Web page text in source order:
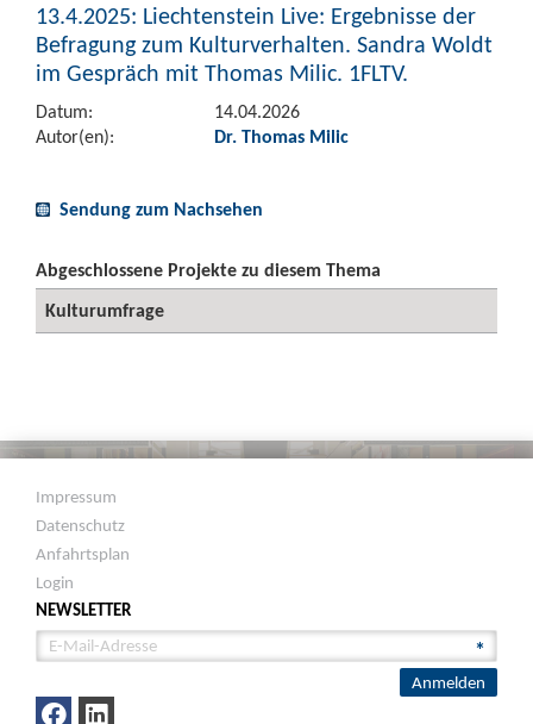
13.4.2025: Liechtenstein Live: Ergebnisse der
Befragung zum Kulturverhalten. Sandra Woldt
im Gespräch mit Thomas Milic. 1FLTV.
Datum:
14.04.2026
Autor(en):
Dr. Thomas Milic
Sendung zum Nachsehen
Abgeschlossene Projekte zu diesem Thema
Kulturumfrage
Impressum
Datenschutz
Anfahrtsplan
Login
NEWSLETTER